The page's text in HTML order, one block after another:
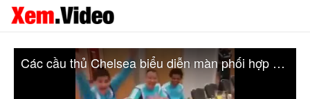
Các cầu thủ Chelsea biểu diễn màn phối hợp bằng đầu